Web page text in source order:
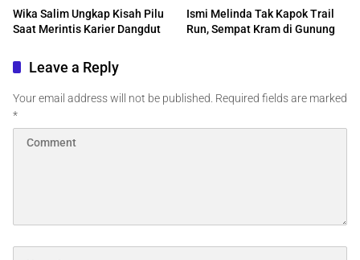
Wika Salim Ungkap Kisah Pilu
Saat Merintis Karier Dangdut
Ismi Melinda Tak Kapok Trail
Run, Sempat Kram di Gunung
Leave a Reply
Your email address will not be published. Required fields are marked
*